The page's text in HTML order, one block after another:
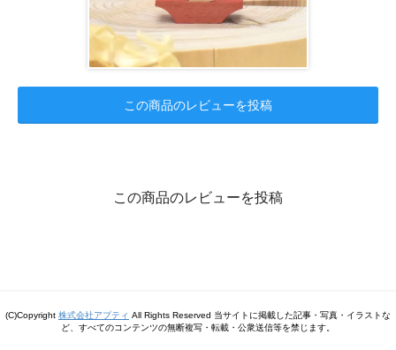
この商品のレビューを投稿
この商品のレビューを投稿
(C)Copyright 株式会社アプティ All Rights Reserved 当サイトに掲載した記事・写真・イラストな
ど、すべてのコンテンツの無断複写・転載・公衆送信等を禁じます。